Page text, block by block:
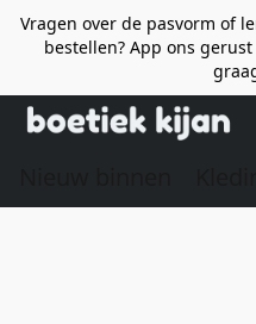
Vragen over de pasvorm of
bestellen? App ons